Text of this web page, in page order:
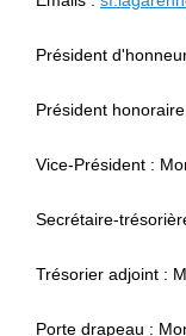
Président
Président
Vice-Président :
Secrétaire-
Trésorier adjoint :
Porte drapeau :